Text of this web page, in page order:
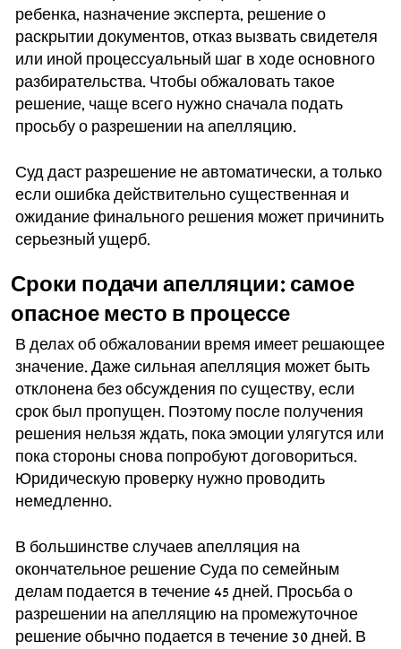
ребенка, назначение эксперта, решение о
раскрытии документов, отказ вызвать свидетеля
или иной процессуальный шаг в ходе основного
разбирательства. Чтобы обжаловать такое
решение, чаще всего нужно сначала подать
просьбу о разрешении на апелляцию.
Суд даст разрешение не автоматически, а только
если ошибка действительно существенная и
ожидание финального решения может причинить
серьезный ущерб.
Сроки подачи апелляции: самое
опасное место в процессе
В делах об обжаловании время имеет решающее
значение. Даже сильная апелляция может быть
отклонена без обсуждения по существу, если
срок был пропущен. Поэтому после получения
решения нельзя ждать, пока эмоции улягутся или
пока стороны снова попробуют договориться.
Юридическую проверку нужно проводить
немедленно.
В большинстве случаев апелляция на
окончательное решение Суда по семейным
делам подается в течение 45 дней. Просьба о
разрешении на апелляцию на промежуточное
решение обычно подается в течение 30 дней. В